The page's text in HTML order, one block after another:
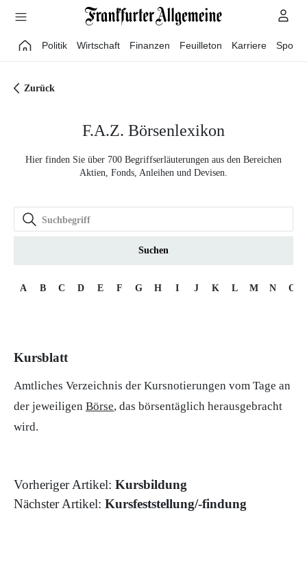
Direkt zum Hauptinhalt
Politik Wirtschaft Finanzen Feuilleton Karriere Sport
Zurück
F.A.Z. Börsenlexikon
Hier finden Sie über 700 Begriffserläuterungen aus den Bereichen
Aktien, Fonds, Anleihen und Devisen.
Suchen
A B C D E F G H I J K L M N O
Kursblatt
Amtliches Verzeichnis der Kursnotierungen vom Tage an
der jeweiligen Börse, das börsentäglich herausgebracht
wird.
Vorheriger Artikel: Kursbildung
Nächster Artikel: Kursfeststellung/-findung